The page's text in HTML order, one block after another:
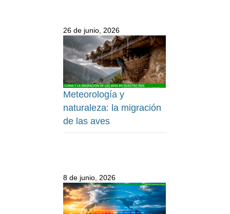
26 de junio, 2026
Meteorología y
naturaleza: la migración
de las aves
8 de junio, 2026